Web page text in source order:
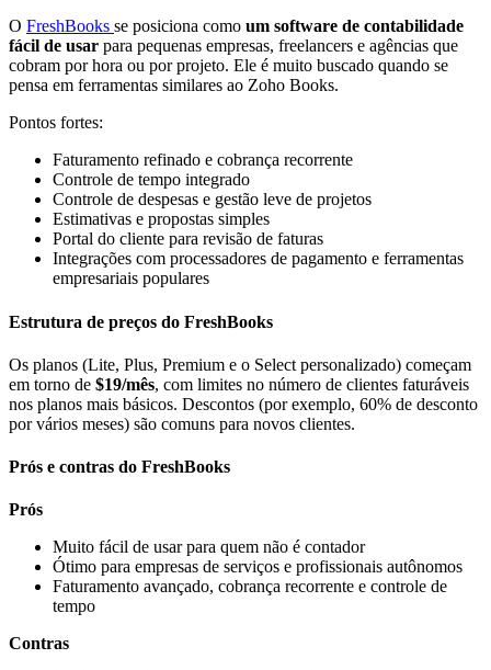
O FreshBooks se posiciona como um software de contabilidade
fácil de usar para pequenas empresas, freelancers e agências que
cobram por hora ou por projeto. Ele é muito buscado quando se
pensa em ferramentas similares ao Zoho Books.
Pontos fortes:
Faturamento refinado e cobrança recorrente
Controle de tempo integrado
Controle de despesas e gestão leve de projetos
Estimativas e propostas simples
Portal do cliente para revisão de faturas
Integrações com processadores de pagamento e ferramentas
empresariais populares
Estrutura de preços do FreshBooks
Os planos (Lite, Plus, Premium e o Select personalizado) começam
em torno de $19/mês, com limites no número de clientes faturáveis
nos planos mais básicos. Descontos (por exemplo, 60% de desconto
por vários meses) são comuns para novos clientes.
Prós e contras do FreshBooks
Prós
Muito fácil de usar para quem não é contador
Ótimo para empresas de serviços e profissionais autônomos
Faturamento avançado, cobrança recorrente e controle de
tempo
Contras